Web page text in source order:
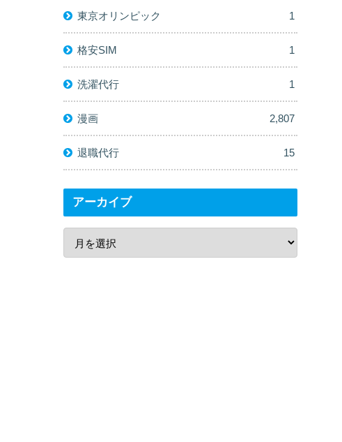
東京オリンピック 1
格安SIM 1
洗濯代行 1
漫画 2,807
退職代行 15
アーカイブ